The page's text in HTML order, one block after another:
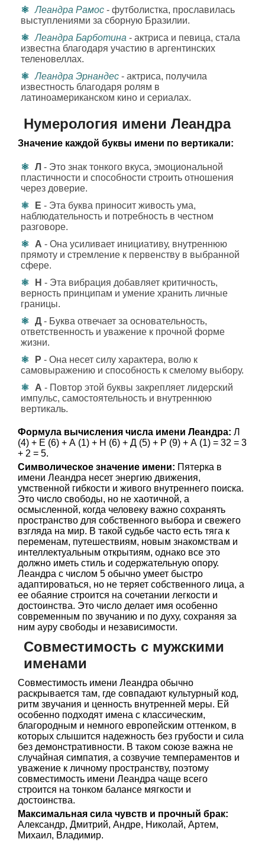
Леандра Рамос - футболистка, прославилась
выступлениями за сборную Бразилии.
Леандра Барботина - актриса и певица, стала
известна благодаря участию в аргентинских
теленовеллах.
Леандра Эрнандес - актриса, получила
известность благодаря ролям в
латиноамериканском кино и сериалах.
Нумерология имени Леандра
Значение каждой буквы имени по вертикали:
Л - Это знак тонкого вкуса, эмоциональной
пластичности и способности строить отношения
через доверие.
Е - Эта буква приносит живость ума,
наблюдательность и потребность в честном
разговоре.
А - Она усиливает инициативу, внутреннюю
прямоту и стремление к первенству в выбранной
сфере.
Н - Эта вибрация добавляет критичность,
верность принципам и умение хранить личные
границы.
Д - Буква отвечает за основательность,
ответственность и уважение к прочной форме
жизни.
Р - Она несет силу характера, волю к
самовыражению и способность к смелому выбору.
А - Повтор этой буквы закрепляет лидерский
импульс, самостоятельность и внутреннюю
вертикаль.
Формула вычисления числа имени Леандра: Л
(4) + Е (6) + А (1) + Н (6) + Д (5) + Р (9) + А (1) = 32 = 3
+ 2 = 5.
Символическое значение имени: Пятерка в
имени Леандра несет энергию движения,
умственной гибкости и живого внутреннего поиска.
Это число свободы, но не хаотичной, а
осмысленной, когда человеку важно сохранять
пространство для собственного выбора и свежего
взгляда на мир. В такой судьбе часто есть тяга к
переменам, путешествиям, новым знакомствам и
интеллектуальным открытиям, однако все это
должно иметь стиль и содержательную опору.
Леандра с числом 5 обычно умеет быстро
адаптироваться, но не теряет собственного лица, а
ее обаяние строится на сочетании легкости и
достоинства. Это число делает имя особенно
современным по звучанию и по духу, сохраняя за
ним ауру свободы и независимости.
Совместимость с мужскими
именами
Совместимость имени Леандра обычно
раскрывается там, где совпадают культурный код,
ритм звучания и ценность внутренней меры. Ей
особенно подходят имена с классическим,
благородным и немного европейским оттенком, в
которых слышится надежность без грубости и сила
без демонстративности. В таком союзе важна не
случайная симпатия, а созвучие темпераментов и
уважение к личному пространству, поэтому
совместимость имени Леандра чаще всего
строится на тонком балансе мягкости и
достоинства.
Максимальная сила чувств и прочный брак:
Александр, Дмитрий, Андре, Николай, Артем,
Михаил, Владимир.